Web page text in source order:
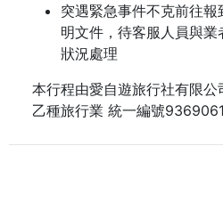
突遇緊急事件不克前往
明文件，待客服人員與
狀況處理
本行程由愛自遊旅行社有限公
乙種旅行業 統一編號